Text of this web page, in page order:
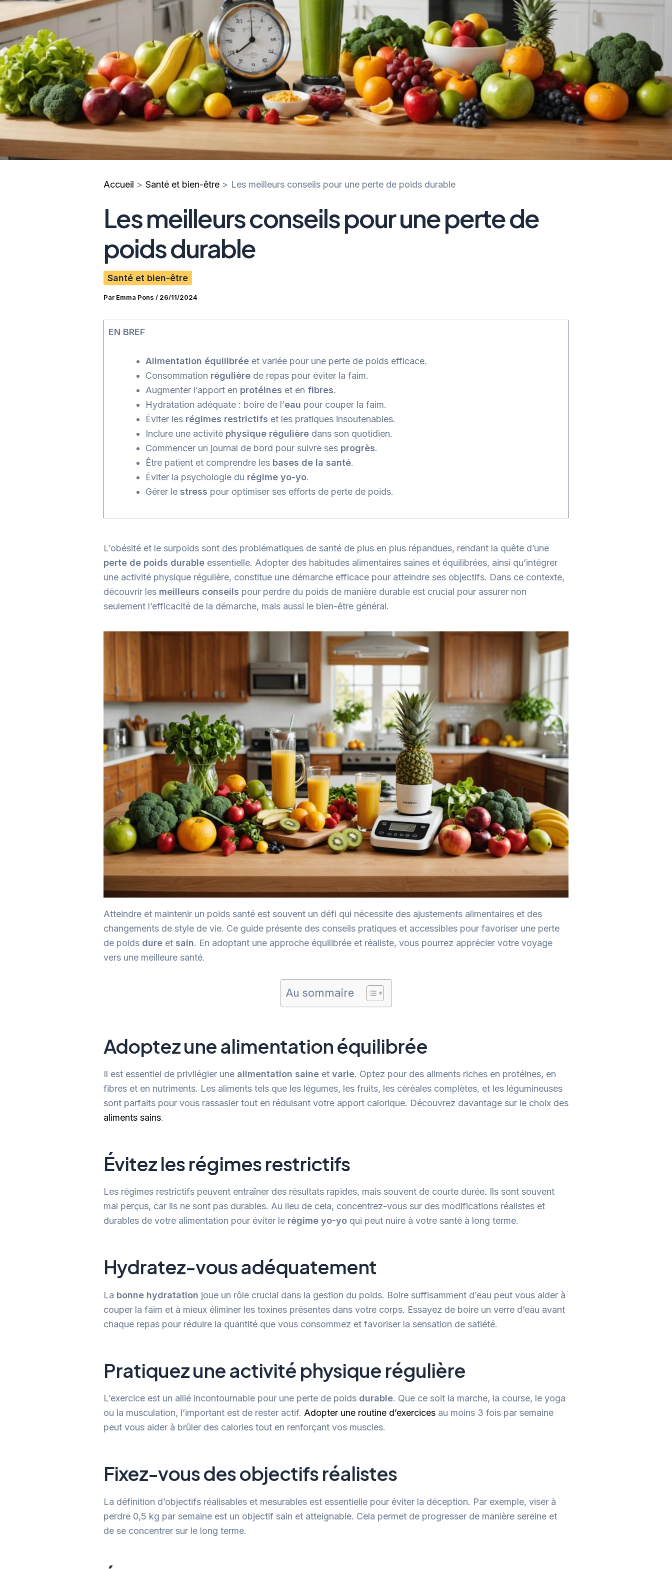
Accueil Santé et bien-être Les meilleurs conseils pour une perte de poids durable
Les meilleurs conseils pour une perte de
poids durable
Santé et bien-être
Par Emma Pons / 26/11/2024
EN BREF
Alimentation équilibrée et variée pour une perte de poids efficace.
Consommation régulière de repas pour éviter la faim.
Augmenter l’apport en protéines et en fibres.
Hydratation adéquate : boire de l’eau pour couper la faim.
Éviter les régimes restrictifs et les pratiques insoutenables.
Inclure une activité physique régulière dans son quotidien.
Commencer un journal de bord pour suivre ses progrès.
Être patient et comprendre les bases de la santé.
Éviter la psychologie du régime yo-yo.
Gérer le stress pour optimiser ses efforts de perte de poids.
L’obésité et le surpoids sont des problématiques de santé de plus en plus répandues, rendant la quête d’une
perte de poids durable essentielle. Adopter des habitudes alimentaires saines et équilibrées, ainsi qu’intégrer
une activité physique régulière, constitue une démarche efficace pour atteindre ses objectifs. Dans ce contexte,
découvrir les meilleurs conseils pour perdre du poids de manière durable est crucial pour assurer non
seulement l’efficacité de la démarche, mais aussi le bien-être général.
Atteindre et maintenir un poids santé est souvent un défi qui nécessite des ajustements alimentaires et des
changements de style de vie. Ce guide présente des conseils pratiques et accessibles pour favoriser une perte
de poids dure et sain. En adoptant une approche équilibrée et réaliste, vous pourrez apprécier votre voyage
vers une meilleure santé.
Au sommaire
Adoptez une alimentation équilibrée
Il est essentiel de privilégier une alimentation saine et varie. Optez pour des aliments riches en protéines, en
fibres et en nutriments. Les aliments tels que les légumes, les fruits, les céréales complètes, et les légumineuses
sont parfaits pour vous rassasier tout en réduisant votre apport calorique. Découvrez davantage sur le choix des
aliments sains.
Évitez les régimes restrictifs
Les régimes restrictifs peuvent entraîner des résultats rapides, mais souvent de courte durée. Ils sont souvent
mal perçus, car ils ne sont pas durables. Au lieu de cela, concentrez-vous sur des modifications réalistes et
durables de votre alimentation pour éviter le régime yo-yo qui peut nuire à votre santé à long terme.
Hydratez-vous adéquatement
La bonne hydratation joue un rôle crucial dans la gestion du poids. Boire suffisamment d’eau peut vous aider à
couper la faim et à mieux éliminer les toxines présentes dans votre corps. Essayez de boire un verre d’eau avant
chaque repas pour réduire la quantité que vous consommez et favoriser la sensation de satiété.
Pratiquez une activité physique régulière
L’exercice est un allié incontournable pour une perte de poids durable. Que ce soit la marche, la course, le yoga
ou la musculation, l’important est de rester actif. Adopter une routine d’exercices au moins 3 fois par semaine
peut vous aider à brûler des calories tout en renforçant vos muscles.
Fixez-vous des objectifs réalistes
La définition d’objectifs réalisables et mesurables est essentielle pour éviter la déception. Par exemple, viser à
perdre 0,5 kg par semaine est un objectif sain et atteignable. Cela permet de progresser de manière sereine et
de se concentrer sur le long terme.